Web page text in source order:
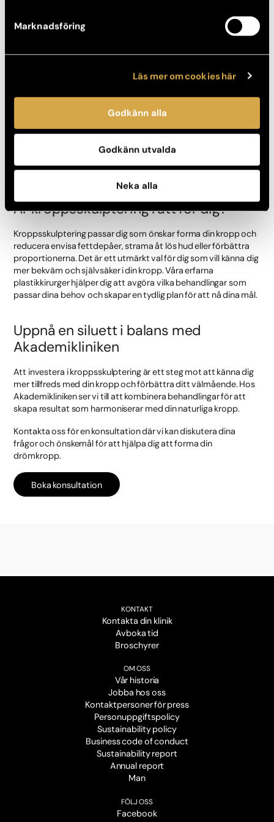
Marknadsföring
Läs mer om cookies här
Godkänn alla
Godkänn utvalda
Neka alla
matchar dina behov och mål.
Kroppsskulptering fokuserar inte bara på enskilda
proportionerlig och balanserad siluett.
Naturliga och långvariga resultat:Med hjälp av modern
teknologi och vår omfattande erfarenhet kan vi skapa
resultat som ser naturliga ut och håller över tid.
Kombination av behandlingarMånga av våra kunder
uppskattar möjligheten att kombinera mer omfattande
för att uppnå sina mål.
Är kroppsskulptering rätt för dig?
Kroppsskulptering passar dig som önskar forma din kropp och
reducera envisa fettdepåer, strama åt lös hud eller förbättra
proportionerna. Det är ett utmärkt val för dig som vill känna dig
mer bekväm och självsäker i din kropp. Våra erfarna
plastikkirurger hjälper dig att avgöra vilka behandlingar som
passar dina behov och skapar en tydlig plan för att nå dina mål.
Uppnå en siluett i balans med
Akademikliniken
Att investera i kroppsskulptering är ett steg mot att känna dig
mer tillfreds med din kropp och förbättra ditt välmående. Hos
Akademikliniken ser vi till att kombinera behandlingar för att
skapa resultat som harmoniserar med din naturliga kropp.
Kontakta oss för en konsultation där vi kan diskutera dina
frågor och önskemål för att hjälpa dig att forma din
drömkropp.
Boka konsultation
KONTAKT
Kontakta din klinik
Avboka tid
Broschyrer
OM OSS
Vår historia
Jobba hos oss
Kontaktpersoner för press
Personuppgiftspolicy
Sustainability policy
Business code of conduct
Sustainability report
Annual report
Man
FÖLJ OSS
Facebook